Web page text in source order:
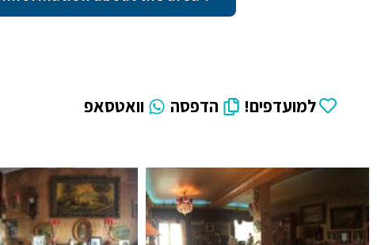
למועדפים! הדפסה וואטסאפ